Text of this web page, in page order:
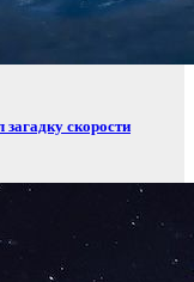
скорости